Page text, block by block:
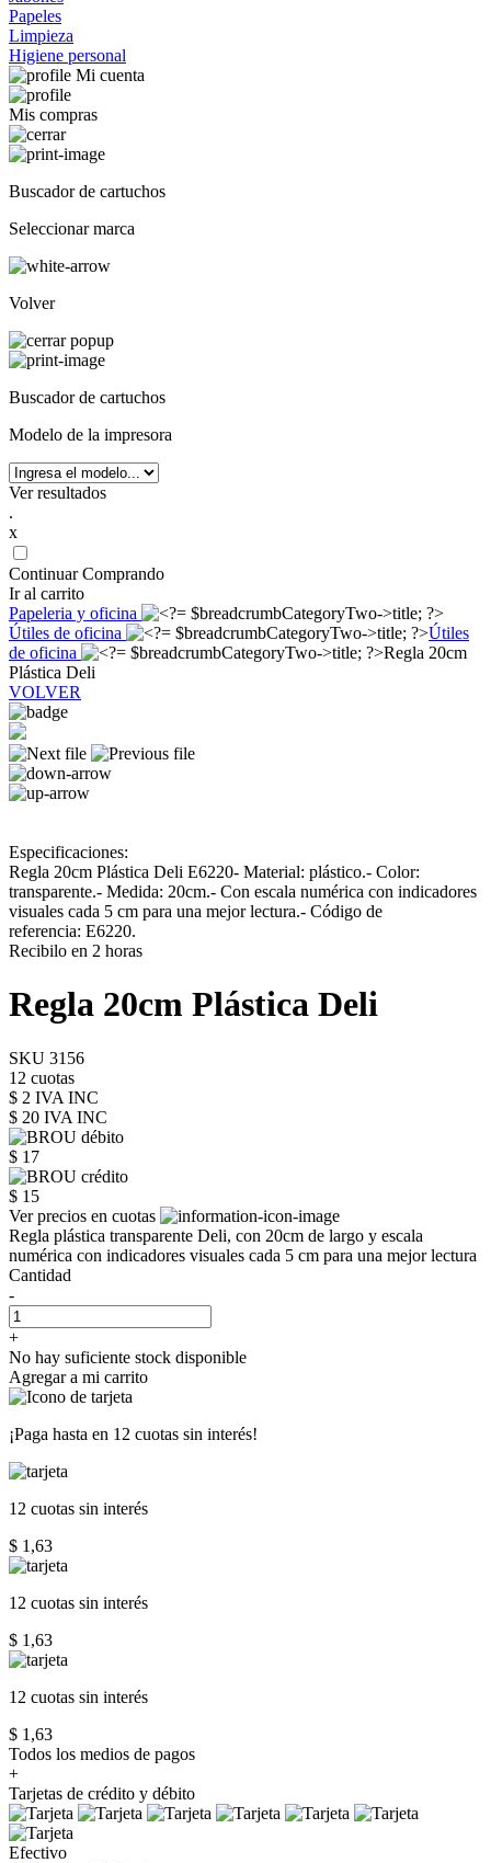
Papeles
Limpieza
Higiene personal
Mi cuenta
Mis compras
Buscador de cartuchos
Seleccionar marca
Volver
Buscador de cartuchos
Modelo de la impresora
Ver resultados
.
x
Continuar Comprando
Ir al carrito
Papeleria y oficina
Útiles de oficina
Útiles
de oficina
Regla 20cm
Plástica Deli
VOLVER
Especificaciones:
Regla 20cm Plástica Deli E6220- Material: plástico.- Color:
transparente.- Medida: 20cm.- Con escala numérica con indicadores
visuales cada 5 cm para una mejor lectura.- Código de
referencia: E6220.
Recibilo en 2 horas
Regla 20cm Plástica Deli
SKU 3156
12 cuotas
$ 2 IVA INC
$ 20 IVA INC
$ 17
$ 15
Ver precios en cuotas
Regla plástica transparente Deli, con 20cm de largo y escala
numérica con indicadores visuales cada 5 cm para una mejor lectura
Cantidad
-
+
No hay suficiente stock disponible
Agregar a mi carrito
¡Paga hasta en 12 cuotas sin interés!
12 cuotas sin interés
$ 1,63
12 cuotas sin interés
$ 1,63
12 cuotas sin interés
$ 1,63
Todos los medios de pagos
+
Tarjetas de crédito y débito
Efectivo